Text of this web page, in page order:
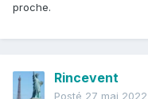
proche.
Rincevent
Posté 27 mai 2022